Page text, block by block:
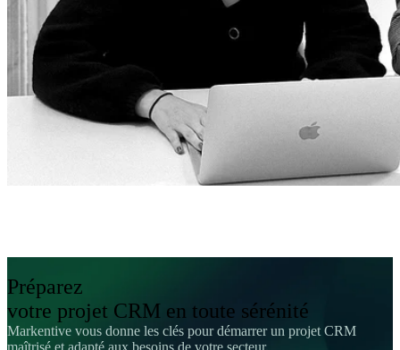
Préparez
votre projet CRM en toute sérénité
Markentive vous donne les clés pour démarrer un projet CRM